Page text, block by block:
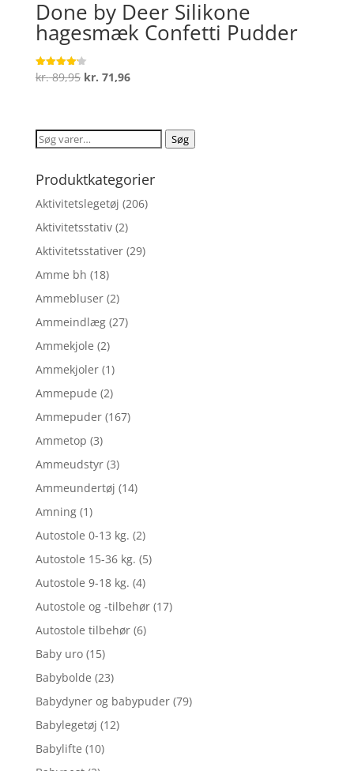
Done by Deer Silikone
hagesmæk Confetti Pudder
Vurderet
4.2
kr.89,95 Den
var:
kr. 89,95.
kr. 71,96Den
er:
kr. 71,96.
Søg
Søg
Produktkategorier
Aktivitetslegetøj (206)
Aktivitetsstativ (2)
Aktivitetsstativer (29)
Amme bh (18)
Ammebluser (2)
Ammeindlæg (27)
Ammekjole (2)
Ammekjoler (1)
Ammepude (2)
Ammepuder (167)
Ammetop (3)
Ammeudstyr (3)
Ammeundertøj (14)
Amning (1)
Autostole 0-13 kg. (2)
Autostole 15-36 kg. (5)
Autostole 9-18 kg. (4)
Autostole og -tilbehør (17)
Autostole tilbehør (6)
Baby uro (15)
Babybolde (23)
Babydyner og babypuder (79)
Babylegetøj (12)
Babylifte (10)